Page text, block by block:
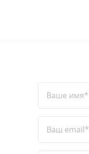
Ваше имя*
Ваш email*